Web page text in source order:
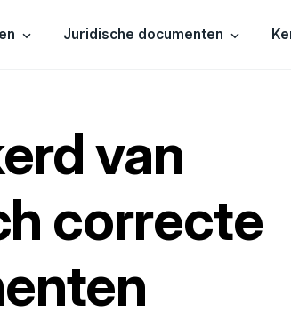
Juridische documenten
van
correcte